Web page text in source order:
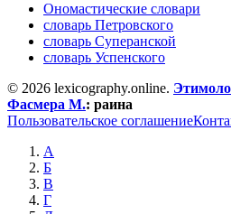
Ономастические словари
словарь Петровского
словарь Суперанской
словарь Успенского
© 2026 lexicography.online.
Фасмера М.: раина
Пользовательское соглашение
А
Б
В
Г